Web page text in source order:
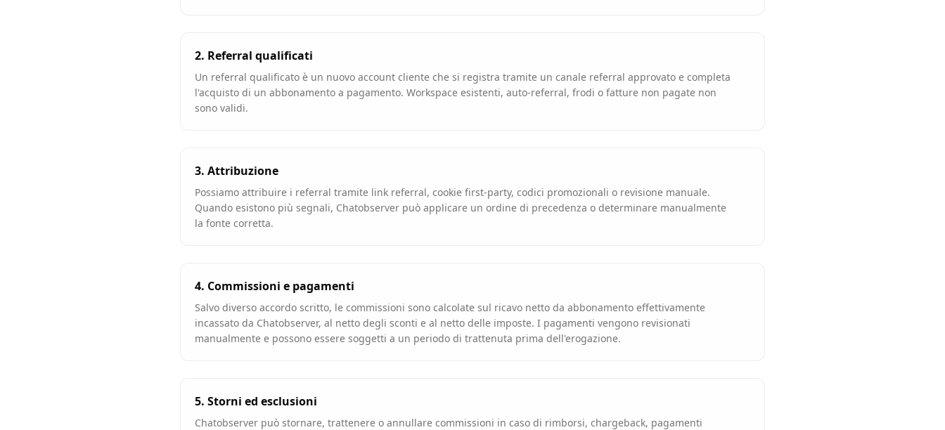
2. Referral qualificati
Un referral qualificato è un nuovo account cliente che si registra tramite un canale referral approvato e completa
l'acquisto di un abbonamento a pagamento. Workspace esistenti, auto-referral, frodi o fatture non pagate non
sono validi.
3. Attribuzione
Possiamo attribuire i referral tramite link referral, cookie first-party, codici promozionali o revisione manuale.
Quando esistono più segnali, Chatobserver può applicare un ordine di precedenza o determinare manualmente
la fonte corretta.
4. Commissioni e pagamenti
Salvo diverso accordo scritto, le commissioni sono calcolate sul ricavo netto da abbonamento effettivamente
incassato da Chatobserver, al netto degli sconti e al netto delle imposte. I pagamenti vengono revisionati
manualmente e possono essere soggetti a un periodo di trattenuta prima dell'erogazione.
5. Storni ed esclusioni
Chatobserver può stornare, trattenere o annullare commissioni in caso di rimborsi, chargeback, pagamenti